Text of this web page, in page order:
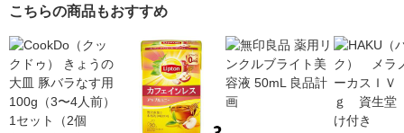
ン 500ml 1セット（6
こちらの商品もおすすめ